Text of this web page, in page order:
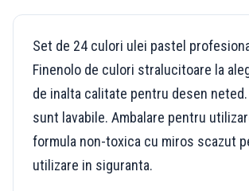
Set de 24 culori ulei pastel
Finenolo de culori stralucitoare la
de inalta calitate pentru desen
sunt lavabile. Ambalare pentru
formula non-toxica cu miros scazut
utilizare in siguranta.